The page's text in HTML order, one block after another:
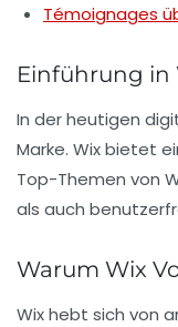
Témoignages
Einführung in
In der heutigen
Marke. Wixbietet
Top-Themen von
als auch
Warum Wix
Wixhebt sich von